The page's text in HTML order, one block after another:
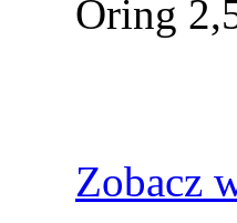
Oring
Zobacz